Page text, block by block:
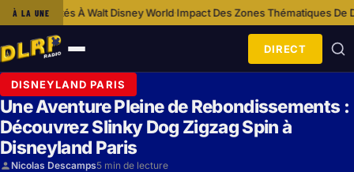
À LA UNE
Walt Disney World·Impact Des Zones Thématiques De Disneyland
Ouvrir
le
menu
DIRECT
DISNEYLAND PARIS
Une Aventure Pleine de Rebondissements :
Découvrez Slinky Dog Zigzag Spin à
Disneyland Paris
Nicolas Descamps5 min de lecture